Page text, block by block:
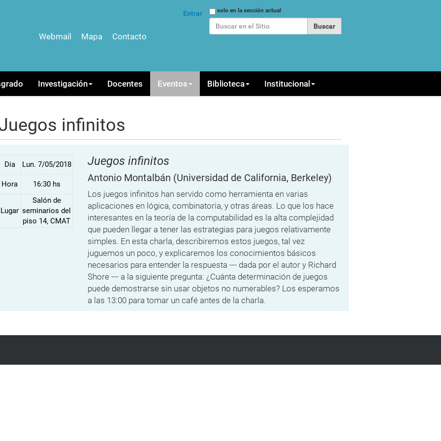
Buscarsolo en la sección actual
Entrar
Webmail Mapa Contacto
Investigación Docentes Eventos Biblioteca Institucional
infinitos
Dia Lun. 7/05/2018
Hora 16:30 hs
Lugar
Salón de
seminarios del
piso 14, CMAT
Juegos infinitos
Antonio Montalbán (Universidad de California, Berkeley)
Los juegos infinitos han servido como herramienta en varias
aplicaciones en lógica, combinatoria, y otras áreas. Lo que los hace
interesantes en la teoría de la computabilidad es la alta complejidad
que pueden llegar a tener las estrategias para juegos relativamente
simples. En esta charla, describiremos estos juegos, tal vez
juguemos un poco, y explicaremos los conocimientos básicos
necesarios para entender la respuesta --- dada por el autor y Richard
Shore --- a la siguiente pregunta: ¿Cuánta determinación de juegos
puede demostrarse sin usar objetos no numerables? Los esperamos
a las 13:00 para tomar un café antes de la charla.